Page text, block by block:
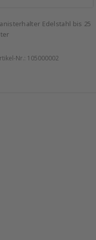
Edelstahl bis 25
Nr.: 105000002